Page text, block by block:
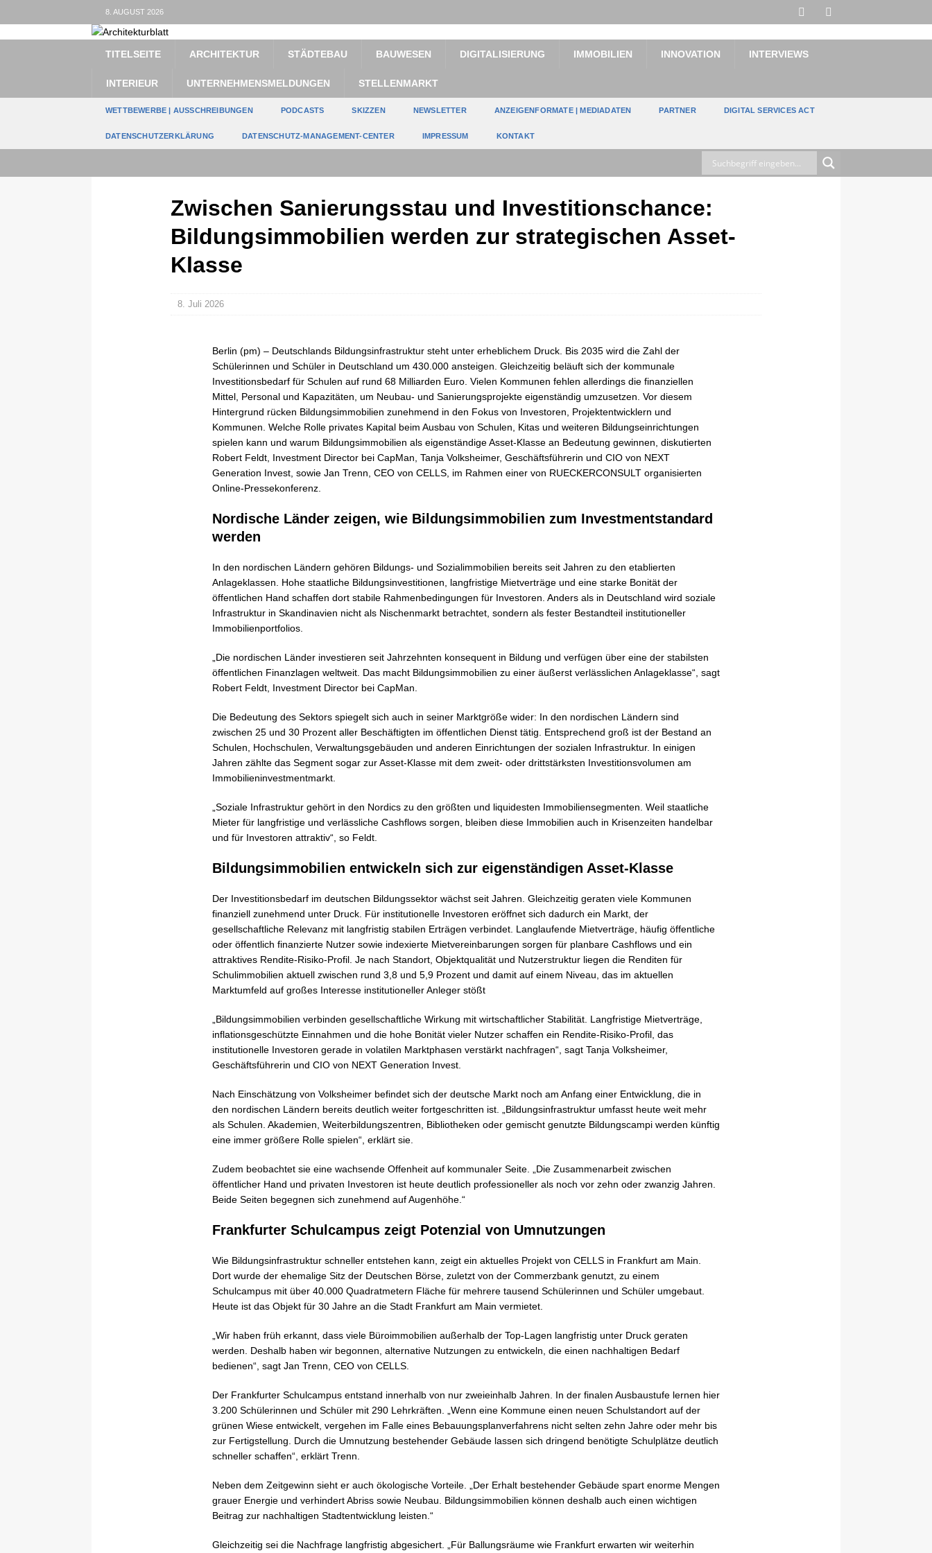
8. AUGUST 2026
TITELSEITE ARCHITEKTUR STÄDTEBAU BAUWESEN DIGITALISIERUNG IMMOBILIEN INNOVATION INTERVIEWS
INTERIEUR UNTERNEHMENSMELDUNGEN STELLENMARKT
WETTBEWERBE | AUSSCHREIBUNGEN PODCASTS SKIZZEN NEWSLETTER ANZEIGENFORMATE | MEDIADATEN PARTNER DIGITAL SERVICES ACT
DATENSCHUTZERKLÄRUNG DATENSCHUTZ-MANAGEMENT-CENTER IMPRESSUM KONTAKT
Zwischen Sanierungsstau und Investitionschance:
Bildungsimmobilien werden zur strategischen Asset-
Klasse
8. Juli 2026
Berlin (pm) – Deutschlands Bildungsinfrastruktur steht unter erheblichem Druck. Bis 2035 wird die Zahl der
Schülerinnen und Schüler in Deutschland um 430.000 ansteigen. Gleichzeitig beläuft sich der kommunale
Investitionsbedarf für Schulen auf rund 68 Milliarden Euro. Vielen Kommunen fehlen allerdings die finanziellen
Mittel, Personal und Kapazitäten, um Neubau- und Sanierungsprojekte eigenständig umzusetzen. Vor diesem
Hintergrund rücken Bildungsimmobilien zunehmend in den Fokus von Investoren, Projektentwicklern und
Kommunen. Welche Rolle privates Kapital beim Ausbau von Schulen, Kitas und weiteren Bildungseinrichtungen
spielen kann und warum Bildungsimmobilien als eigenständige Asset-Klasse an Bedeutung gewinnen, diskutierten
Robert Feldt, Investment Director bei CapMan, Tanja Volksheimer, Geschäftsführerin und CIO von NEXT
Generation Invest, sowie Jan Trenn, CEO von CELLS, im Rahmen einer von RUECKERCONSULT organisierten
Online-Pressekonferenz.
Nordische Länder zeigen, wie Bildungsimmobilien zum Investmentstandard
werden
In den nordischen Ländern gehören Bildungs- und Sozialimmobilien bereits seit Jahren zu den etablierten
Anlageklassen. Hohe staatliche Bildungsinvestitionen, langfristige Mietverträge und eine starke Bonität der
öffentlichen Hand schaffen dort stabile Rahmenbedingungen für Investoren. Anders als in Deutschland wird soziale
Infrastruktur in Skandinavien nicht als Nischenmarkt betrachtet, sondern als fester Bestandteil institutioneller
Immobilienportfolios.
„Die nordischen Länder investieren seit Jahrzehnten konsequent in Bildung und verfügen über eine der stabilsten
öffentlichen Finanzlagen weltweit. Das macht Bildungsimmobilien zu einer äußerst verlässlichen Anlageklasse“, sagt
Robert Feldt, Investment Director bei CapMan.
Die Bedeutung des Sektors spiegelt sich auch in seiner Marktgröße wider: In den nordischen Ländern sind
zwischen 25 und 30 Prozent aller Beschäftigten im öffentlichen Dienst tätig. Entsprechend groß ist der Bestand an
Schulen, Hochschulen, Verwaltungsgebäuden und anderen Einrichtungen der sozialen Infrastruktur. In einigen
Jahren zählte das Segment sogar zur Asset-Klasse mit dem zweit- oder drittstärksten Investitionsvolumen am
Immobilieninvestmentmarkt.
„Soziale Infrastruktur gehört in den Nordics zu den größten und liquidesten Immobiliensegmenten. Weil staatliche
Mieter für langfristige und verlässliche Cashflows sorgen, bleiben diese Immobilien auch in Krisenzeiten handelbar
und für Investoren attraktiv“, so Feldt.
Bildungsimmobilien entwickeln sich zur eigenständigen Asset-Klasse
Der Investitionsbedarf im deutschen Bildungssektor wächst seit Jahren. Gleichzeitig geraten viele Kommunen
finanziell zunehmend unter Druck. Für institutionelle Investoren eröffnet sich dadurch ein Markt, der
gesellschaftliche Relevanz mit langfristig stabilen Erträgen verbindet. Langlaufende Mietverträge, häufig öffentliche
oder öffentlich finanzierte Nutzer sowie indexierte Mietvereinbarungen sorgen für planbare Cashflows und ein
attraktives Rendite-Risiko-Profil. Je nach Standort, Objektqualität und Nutzerstruktur liegen die Renditen für
Schulimmobilien aktuell zwischen rund 3,8 und 5,9 Prozent und damit auf einem Niveau, das im aktuellen
Marktumfeld auf großes Interesse institutioneller Anleger stößt
„Bildungsimmobilien verbinden gesellschaftliche Wirkung mit wirtschaftlicher Stabilität. Langfristige Mietverträge,
inflationsgeschützte Einnahmen und die hohe Bonität vieler Nutzer schaffen ein Rendite-Risiko-Profil, das
institutionelle Investoren gerade in volatilen Marktphasen verstärkt nachfragen“, sagt Tanja Volksheimer,
Geschäftsführerin und CIO von NEXT Generation Invest.
Nach Einschätzung von Volksheimer befindet sich der deutsche Markt noch am Anfang einer Entwicklung, die in
den nordischen Ländern bereits deutlich weiter fortgeschritten ist. „Bildungsinfrastruktur umfasst heute weit mehr
als Schulen. Akademien, Weiterbildungszentren, Bibliotheken oder gemischt genutzte Bildungscampi werden künftig
eine immer größere Rolle spielen“, erklärt sie.
Zudem beobachtet sie eine wachsende Offenheit auf kommunaler Seite. „Die Zusammenarbeit zwischen
öffentlicher Hand und privaten Investoren ist heute deutlich professioneller als noch vor zehn oder zwanzig Jahren.
Beide Seiten begegnen sich zunehmend auf Augenhöhe.“
Frankfurter Schulcampus zeigt Potenzial von Umnutzungen
Wie Bildungsinfrastruktur schneller entstehen kann, zeigt ein aktuelles Projekt von CELLS in Frankfurt am Main.
Dort wurde der ehemalige Sitz der Deutschen Börse, zuletzt von der Commerzbank genutzt, zu einem
Schulcampus mit über 40.000 Quadratmetern Fläche für mehrere tausend Schülerinnen und Schüler umgebaut.
Heute ist das Objekt für 30 Jahre an die Stadt Frankfurt am Main vermietet.
„Wir haben früh erkannt, dass viele Büroimmobilien außerhalb der Top-Lagen langfristig unter Druck geraten
werden. Deshalb haben wir begonnen, alternative Nutzungen zu entwickeln, die einen nachhaltigen Bedarf
bedienen“, sagt Jan Trenn, CEO von CELLS.
Der Frankfurter Schulcampus entstand innerhalb von nur zweieinhalb Jahren. In der finalen Ausbaustufe lernen hier
3.200 Schülerinnen und Schüler mit 290 Lehrkräften. „Wenn eine Kommune einen neuen Schulstandort auf der
grünen Wiese entwickelt, vergehen im Falle eines Bebauungsplanverfahrens nicht selten zehn Jahre oder mehr bis
zur Fertigstellung. Durch die Umnutzung bestehender Gebäude lassen sich dringend benötigte Schulplätze deutlich
schneller schaffen“, erklärt Trenn.
Neben dem Zeitgewinn sieht er auch ökologische Vorteile. „Der Erhalt bestehender Gebäude spart enorme Mengen
grauer Energie und verhindert Abriss sowie Neubau. Bildungsimmobilien können deshalb auch einen wichtigen
Beitrag zur nachhaltigen Stadtentwicklung leisten.“
Gleichzeitig sei die Nachfrage langfristig abgesichert. „Für Ballungsräume wie Frankfurt erwarten wir weiterhin